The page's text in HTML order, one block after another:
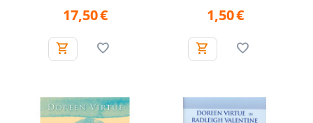
17,50€ 1,50€